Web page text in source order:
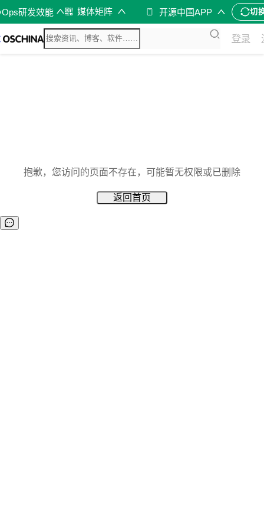
研发效能 媒体矩阵 开源中国APP 切
登录
抱歉，您访问的页面不存在，可能暂无权限或已删除
返回首页